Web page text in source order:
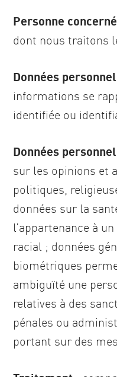
Personne
dont nous traitons
Données
informations se
identifiée ou
Données
sur les opinions et
politiques,
données sur la
l’appartenance à
racial ; données
biométriques
ambiguïté une
relatives à des
pénales ou
portant sur des